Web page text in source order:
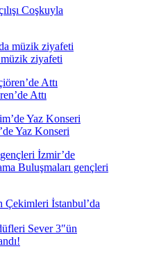
Coşkuyla
müzik ziyafeti
Attı
Yaz Konseri
Buluşmaları gençleri
Sever 3″ün